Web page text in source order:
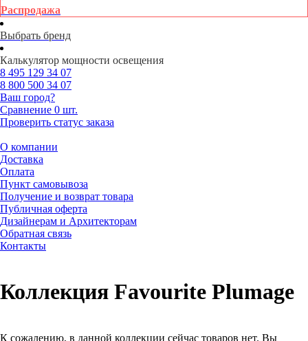
Распродажа
Выбрать бренд
Калькулятор мощности освещения
8 495 129 34 07
8 800 500 34 07
Ваш город?
Сравнение 0 шт.
Проверить статус заказа
О компании
Доставка
Оплата
Пункт самовывоза
Получение и возврат товара
Публичная оферта
Дизайнерам и Архитекторам
Обратная связь
Контакты
Коллекция Favourite Plumage
К сожалению, в данной коллекции сейчас товаров нет. Вы